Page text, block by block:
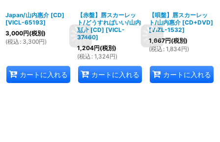
Japan/山内惠介 [CD]
[VICL-65193]
3,000円(税別)
(税込 : 3,300円)
カートに入れる
【赤盤】唇スカーレッ
ト/どうすればいい/山内
惠介 [CD] [VICL-
37460]
1,204円(税別)
(税込 : 1,324円)
カートに入れる
【唄盤】唇スカーレッ
ト/山内惠介 [CD+DVD]
[VIZL-1532]
1,667円(税別)
(税込 : 1,834円)
カートに入れる